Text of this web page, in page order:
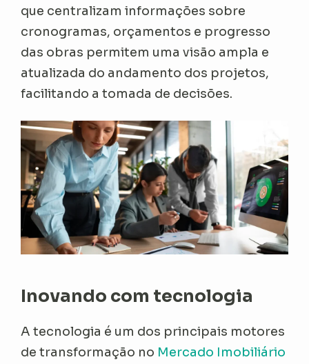
que centralizam informações sobre
cronogramas, orçamentos e progresso
das obras permitem uma visão ampla e
atualizada do andamento dos projetos,
facilitando a tomada de decisões.
Inovando com tecnologia
A tecnologia é um dos principais motores
de transformação no Mercado Imobiliário